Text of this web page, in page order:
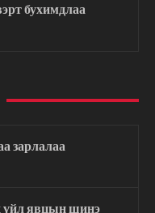
бухимдлаа
зарлалаа
үйл явцын шинэ